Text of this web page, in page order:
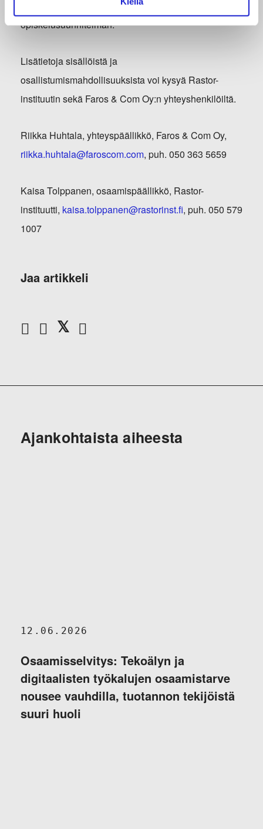
osallistujan kanssa henkilökohtaisen
opiskelusuunnitelman.
Lisätietoja sisällöistä ja
osallistumismahdollisuuksista voi kysyä Rastor-
instituutin sekä Faros & Com Oy:n yhteyshenkilöiltä.
Riikka Huhtala, yhteyspäällikkö, Faros & Com Oy,
riikka.huhtala@faroscom.com, puh. 050 363 5659
Kaisa Tolppanen, osaamispäällikkö, Rastor-
instituutti, kaisa.tolppanen@rastorinst.fi, puh. 050 579
1007
Jaa artikkeli
Ajankohtaista aiheesta
12.06.2026
Osaamisselvitys: Tekoälyn ja
digitaalisten työkalujen osaamistarve
nousee vauhdilla, tuotannon tekijöistä
suuri huoli